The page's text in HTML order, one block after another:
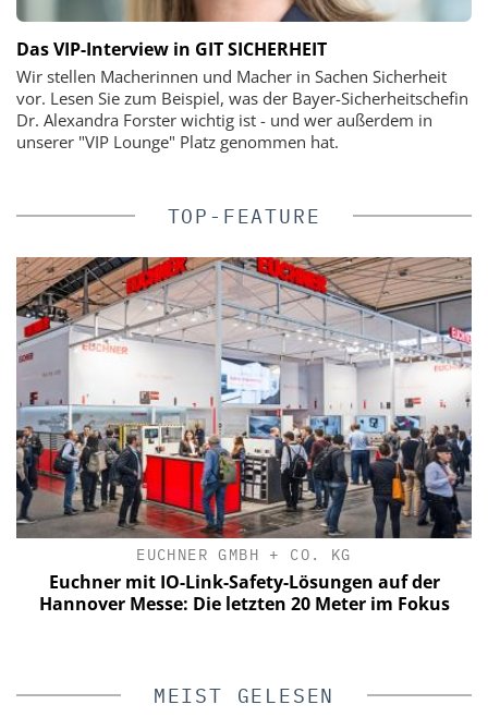
Das VIP-Interview in GIT SICHERHEIT
Wir stellen Macherinnen und Macher in Sachen Sicherheit
vor. Lesen Sie zum Beispiel, was der Bayer-Sicherheitschefin
Dr. Alexandra Forster wichtig ist - und wer außerdem in
unserer "VIP Lounge" Platz genommen hat.
TOP-FEATURE
EUCHNER GMBH + CO. KG
Euchner mit IO-Link-Safety-Lösungen auf der
Hannover Messe: Die letzten 20 Meter im Fokus
MEIST GELESEN